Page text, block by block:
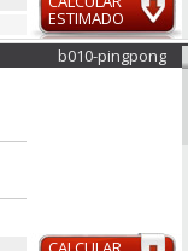
ESTIMADO
b010-pingpong